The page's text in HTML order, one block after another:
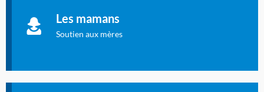
Les mamans
Soutien aux mères
à allaiter et vous informer : toutes les rubriques qui
concernent l'allaitement.